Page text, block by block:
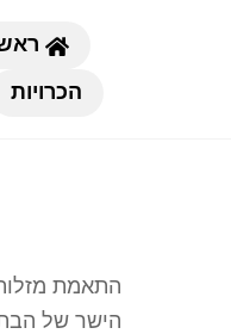
הכרויות
התאמת
הישר של